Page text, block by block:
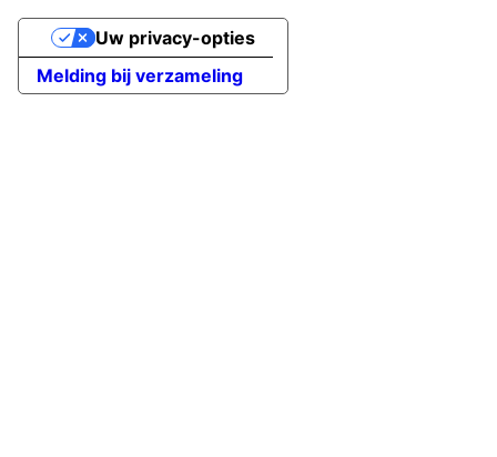
Melding bij verzameling
Uw privacy-opties